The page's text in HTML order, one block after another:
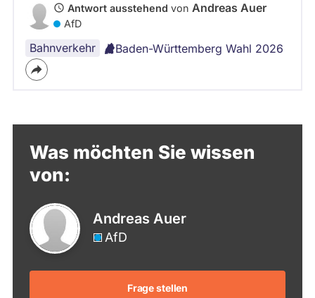
Antwort ausstehend von Andreas Auer
AfD
Bahnverkehr Baden-Württemberg Wahl 2026
Was möchten Sie wissen
von:
Andreas Auer
AfD
Frage stellen